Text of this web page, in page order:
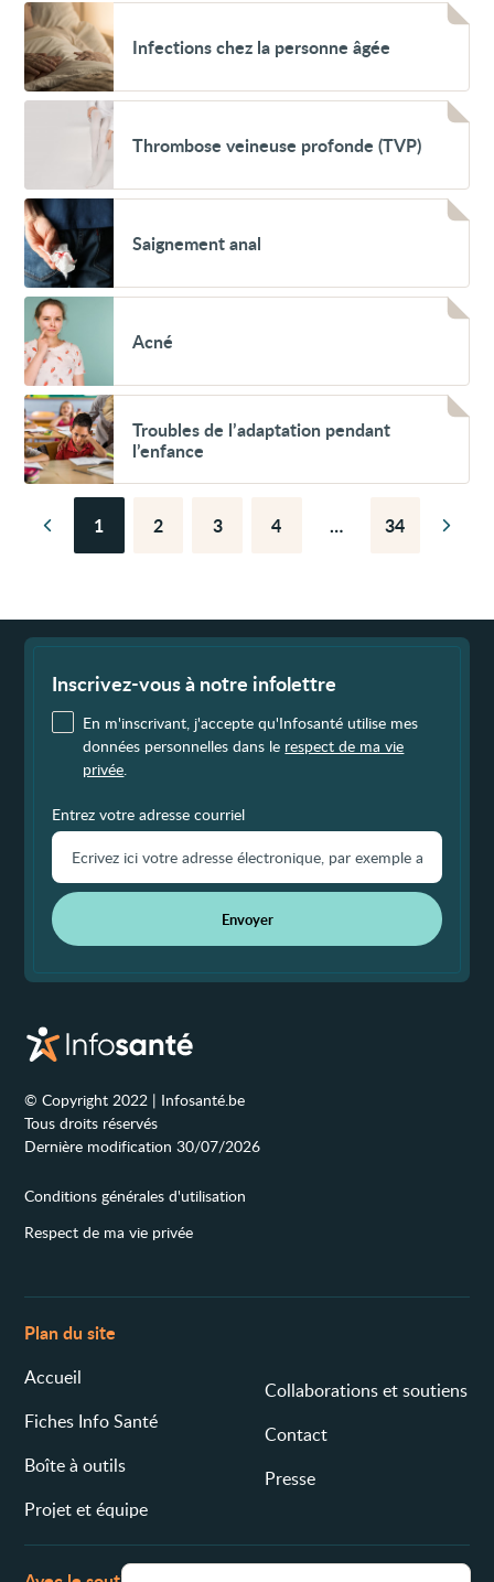
Voir
Infections
chez
la
personne
âgée
Infections chez la personne âgée
Voir
Thrombose
Thrombose veineuse profonde (TVP)
Voir
Saignement
anal
Saignement anal
Voir
Acné
Acné
Voir
Troubles
de
l’adaptation
pendant
Troubles de l’adaptation pendant
l’enfance
Page
précédente
Page
1 Page
2 Page
3 Page
4 … Page
34 Page
Inscrivez-vous à notre infolettre
En m'inscrivant, j'accepte qu'Infosanté utilise mes
données personnelles dans le respect de ma vie
privée.
Entrez votre adresse courriel
Envoyer
© Copyright 2022 | Infosanté.be
Tous droits réservés
Dernière modification 30/07/2026
Conditions générales d'utilisation
Respect de ma vie privée
Plan du site
Accueil
Fiches Info Santé
Boîte à outils
Projet et équipe
Collaborations et soutiens
Contact
Presse